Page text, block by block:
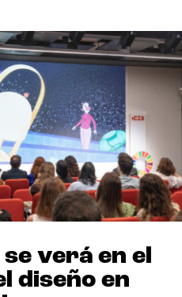
se verá en el
diseño en